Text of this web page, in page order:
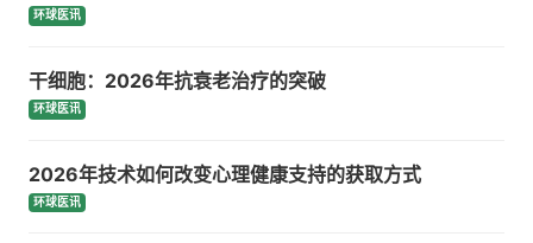
环球医讯
干细胞：2026年抗衰老治疗的突破
环球医讯
2026年技术如何改变心理健康支持的获取方式
环球医讯